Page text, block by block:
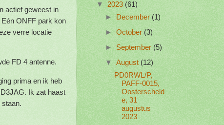
actief geweest in
ONFF park kon
verre locatie
FD 4 antenne.
prima en ik heb
Ik zat haast
staan.
▼ 2023 (61)
►
December (1)
► October (3)
► September (5)
▼ August (12)
PD0RWL/P,
PAFF-0015,
Oosterscheld
e, 31
augustus
2023